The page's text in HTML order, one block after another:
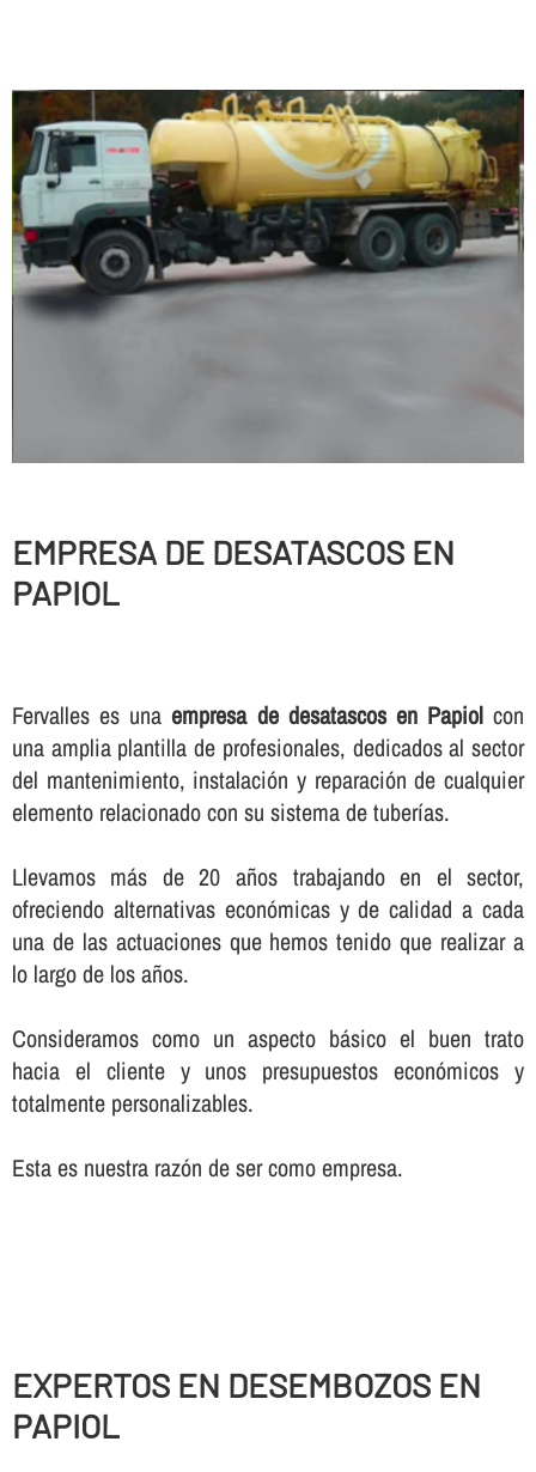
EMPRESA DE DESATASCOS EN
PAPIOL
Fervalles es unaempresa de desatascos en Papiol con
una amplia plantilla de profesionales, dedicados al sector
del mantenimiento, instalación y reparación de cualquier
elemento relacionado con su sistema de tuberí­as.
Llevamos más de 20 años trabajando en el sector,
ofreciendo alternativas económicas y de calidad a cada
una de las actuaciones que hemos tenido que realizar a
lo largo de los años.
Consideramos como un aspecto básico el buen trato
hacia el cliente y unos presupuestos económicos y
totalmente personalizables.
Esta es nuestra razón de ser como empresa.
EXPERTOS EN DESEMBOZOS EN
PAPIOL